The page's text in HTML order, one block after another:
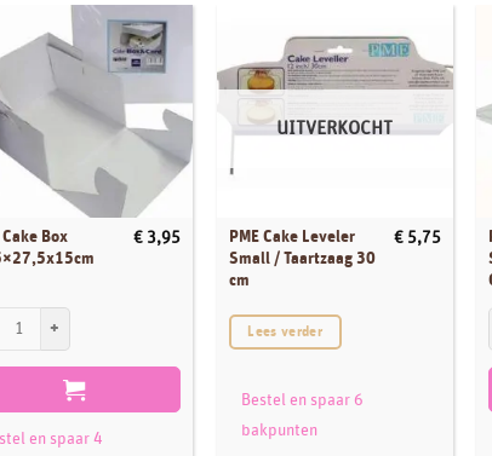
Cake Box
€3,95
en spaar 4
UITVERKOCHT
PME Cake Leveler
Small / Taartzaag 30
cm
€5,75
Lees verder
Bestel en spaar 6
bakpunten